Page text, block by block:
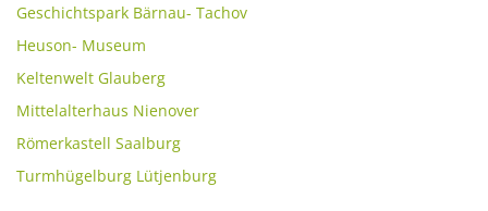
Geschichtspark Bärnau- Tachov
Heuson- Museum
Keltenwelt Glauberg
Mittelalterhaus Nienover
Römerkastell Saalburg
Turmhügelburg Lütjenburg